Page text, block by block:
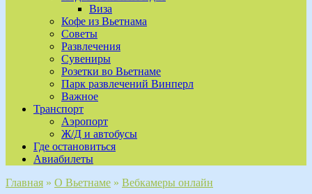
Виза
Кофе из Вьетнама
Советы
Развлечения
Сувениры
Розетки во Вьетнаме
Парк развлечений Винперл
Важное
Транспорт
Аэропорт
Ж/Д и автобусы
Где остановиться
Авиабилеты
Главная » О Вьетнаме » Вебкамеры онлайн